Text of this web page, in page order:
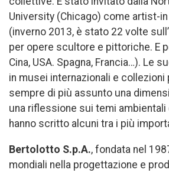
University (Chicago) come artist-
(inverno 2013, è stato 22 volte
per opere scultore e pittoriche. E
Cina, USA. Spagna, Francia…). Le
in musei internazionali e collezioni
sempre di più assunto una
una riflessione sui temi ambientali
hanno scritto alcuni tra i più
Bertolotto S.p.A., fondata nel
mondiali nella progettazione e